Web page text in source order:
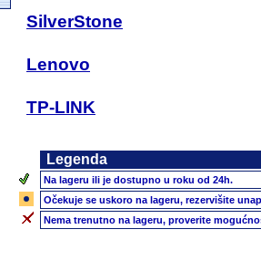
SilverStone
Lenovo
TP-LINK
Legenda
Na lageru ili je dostupno u roku od 24h.
Očekuje se uskoro na lageru, rezervišite
Nema trenutno na lageru, proverite